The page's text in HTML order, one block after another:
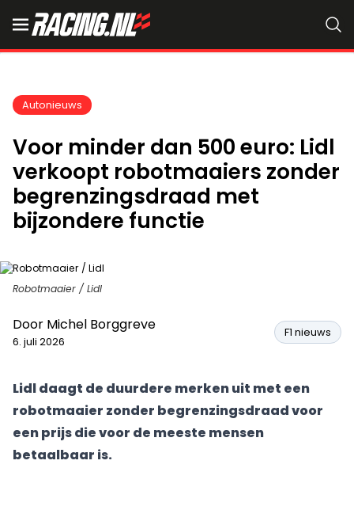
Autonieuws
Voor minder dan 500 euro: Lidl
verkoopt robotmaaiers zonder
begrenzingsdraad met
bijzondere functie
Robotmaaier / Lidl
Door Michel Borggreve
6. juli 2026
F1 nieuws
Lidl daagt de duurdere merken uit met een
robotmaaier zonder begrenzingsdraad voor
een prijs die voor de meeste mensen
betaalbaar is.